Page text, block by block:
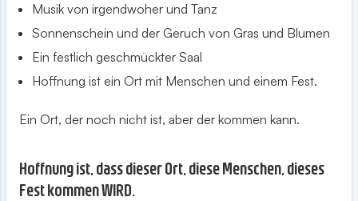
Musik von irgendwoher und Tanz
Sonnenschein und der Geruch von Gras und Blumen
Ein festlich geschmückter Saal
Hoffnung ist ein Ort mit Menschen und einem Fest.
Ein Ort, der noch nicht ist, aber der kommen kann.
Hoffnung ist, dass dieser Ort, diese Menschen, dieses
Fest kommen WIRD.